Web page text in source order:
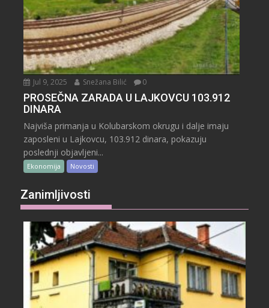
Jul 9, 2025 Snežana Bilić 0
PROSEČNA ZARADA U LAJKOVCU 103.912
DINARA
Najviša primanja u Kolubarskom okrugu i dalje imaju
zaposleni u Lajkovcu, 103.912 dinara, pokazuju
poslednji objavljeni...
Ekonomija Novosti
Zanimljivosti